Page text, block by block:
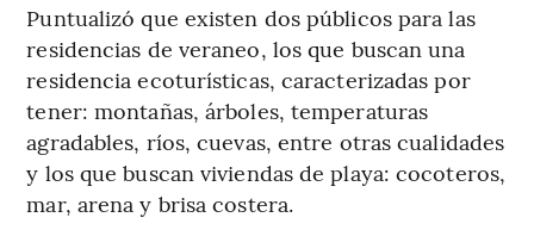
Puntualizó que existen dos públicos para las
residencias de veraneo, los que buscan una
residencia ecoturísticas, caracterizadas por
tener: montañas, árboles, temperaturas
agradables, ríos, cuevas, entre otras cualidades
y los que buscan viviendas de playa: cocoteros,
mar, arena y brisa costera.